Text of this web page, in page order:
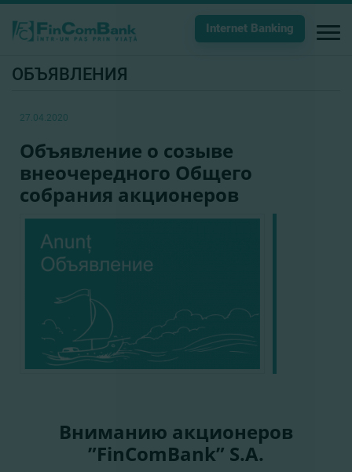
Internet Banking
ОБЪЯВЛЕНИЯ
27.04.2020
Объявление о созыве
внеочередного Общего
собрания акционеров
Вниманию акционеров
”FinComBank” S.A.